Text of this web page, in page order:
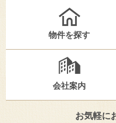
物件を探す
会社案内
お気軽に